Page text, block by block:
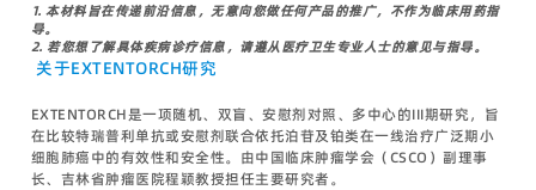
1.本材料旨在传递前沿信息，无意向您做任何产品的推广，不作为临床用药指
导。
2. 若您想了解具体疾病诊疗信息，请遵从医疗卫生专业人士的意见与指导。
关于EXTENTORCH研究
EXTENTORCH是一项随机、双盲、安慰剂对照、多中心的III期研究，旨
在比较特瑞普利单抗或安慰剂联合依托泊苷及铂类在一线治疗广泛期小
细胞肺癌中的有效性和安全性。由中国临床肿瘤学会（CSCO）副理事
长、吉林省肿瘤医院程颖教授担任主要研究者。